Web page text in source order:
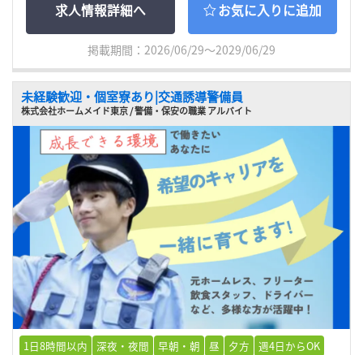
求人情報詳細へ お気に入りに追加
掲載期間：2026/06/29～2029/06/29
未経験歓迎・個室寮あり|交通誘導警備員
株式会社ホームメイド東京 / 警備・保安の職業 アルバイト
1日8時間以内 深夜・夜間 早朝・朝 昼 夕方
週4日からOK